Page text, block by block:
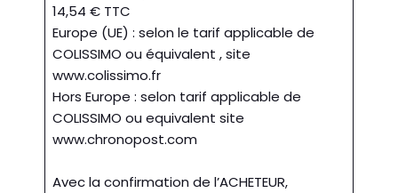
14,54 € TTC
Europe (UE) : selon le tarif applicable de
COLISSIMO ou équivalent , site
www.colissimo.fr
Hors Europe : selon tarif applicable de
COLISSIMO ou equivalent site
www.chronopost.com
Avec la confirmation de l’ACHETEUR,